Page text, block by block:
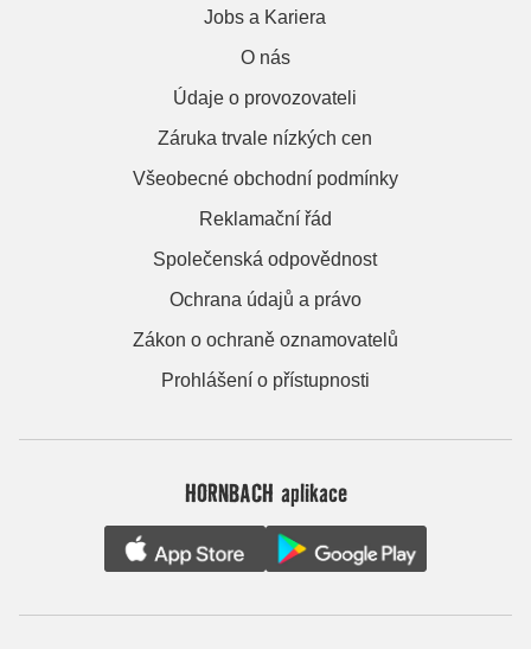
Jobs a Kariera
O nás
Údaje o provozovateli
Záruka trvale nízkých cen
Všeobecné obchodní podmínky
Reklamační řád
Společenská odpovědnost
Ochrana údajů a právo
Zákon o ochraně oznamovatelů
Prohlášení o přístupnosti
HORNBACH aplikace